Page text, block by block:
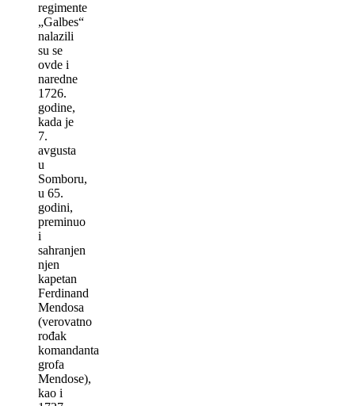
regimente
„Galbes“
nalazili
su se
ovde i
naredne
1726.
godine,
kada je
7.
avgusta
u
Somboru,
u 65.
godini,
preminuo
i
sahranjen
njen
kapetan
Ferdinand
Mendosa
(verovatno
rođak
komandanta
grofa
Mendose),
kao i